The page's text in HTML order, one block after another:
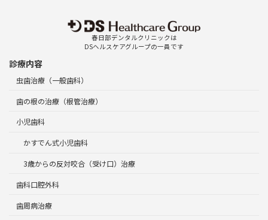
春日部デンタルクリニックは
DSヘルスケアグループの一員です
診療内容
虫歯治療（一般歯科）
歯の根の治療（根管治療）
小児歯科
かすでん式小児歯科
3歳からの反対咬合（受け口）治療
歯科口腔外科
歯周病治療